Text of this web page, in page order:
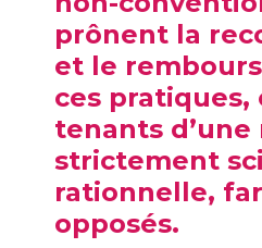
prônent la
et le
ces pratiques,
tenants d’une
strictement
rationnelle,
opposés.